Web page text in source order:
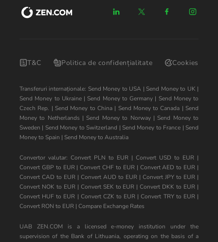
T&C Politica de confidențialitate Cookies
Transferuri internaționale: Send Money to USA | Send Money to UK |
Send Money to Ukraine| Send Money to Germany | Send Money to
Czech Rep. | Send Money to China| Send Money to Canada | Send
Money to Netherlands | Send Money to Norway| Send Money to
Sweden | Send Money to Switzerland | Send Money to France | Send
Money to Spain | Send Money to Australia
Convertor valutar: Convert PLN to EUR | Convert USD to EUR |
Convert GBP to EUR|Convert CHF to EUR| Convert AED to EUR |
Convert CAD to EUR | Convert AUD to EUR | Convert JPY to EUR |
Convert NOK to EUR| Convert SEK to EUR |Convert DKK to EUR |
Convert HUF to EUR | Convert CZK to EUR |Convert TRY to EUR|
Convert RON to EUR | Compare Exchange Rates
UAB ZEN.COM is a licensed e-money institution under the
supervision of the Bank of Lithuania, operating on the basis of a